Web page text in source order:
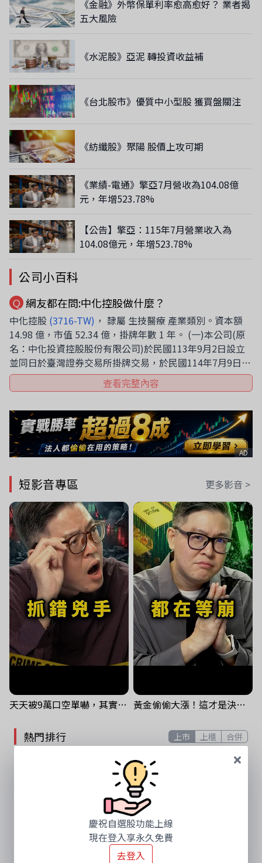
《金融》外幣保單利率愈高愈好？ 業者揭
五大風險
《水泥股》亞泥 轉投資收益補
《台北股市》優質中小型股 獲買盤關注
《紡纖股》聚陽 股價上攻可期
《業績-電通》擎亞7月營收為104.08億
元，年增523.78%
【公告】擎亞：115年7月營業收入為
104.08億元，年增523.78%
公司小百科
Ｑ 網友都在問:中化控股做什麼？
中化控股 (3716-TW) ， 隸屬 生技醫療 產業類別。資本額
14.98 億，市值 52.34 億，掛牌年數 1 年。 (一)本公司(原
名：中化投資控股股份有限公司)於民國113年9月2日設立
並同日於臺灣證券交易所掛牌交易，於民國114年7月9日更
名為中化控股股份有限公司。(二)中國化學製藥股份有限公
司(以下簡稱「中化製藥」)於民國113年5月28日股東會暨
由本公司取得中化製藥100%股權，股份轉換對價係以中化
製藥每1股普通股換發本公司0.5股普通股，本公司於民國
113年9月2日完成股份轉換交易，中化製藥成為本公司
100%持股之子公司並終止股票上市及停止公開發行。本公
司之普通股股票則同日起以股票代碼「3716」於臺灣證券
交易所上市掛牌交易。(三)本公司及子公司(以下統稱「本
集團」)主要營業項目為醫藥品及保健用品之產銷及相關醫
療器材之進口買賣。
查看完整內容
AD
短影音專區 更多影音 >
天天被9萬口空單嚇，其實你盯錯地方了｜Mr.Jimmy高志銘 #台股 #外資期貨 #融資 黃金偷偷大漲！這才是決定台股生死的「真風向球」！｜Mr.Jimmy高志銘 #黃金 #美元指數 #聯準會
熱門排行 上市 上櫃 合併
跌幅
3.25
1010.00 ( 10.00% )
11110.00
慶祝自選股功能上線
現在登入享永久免費
去登入